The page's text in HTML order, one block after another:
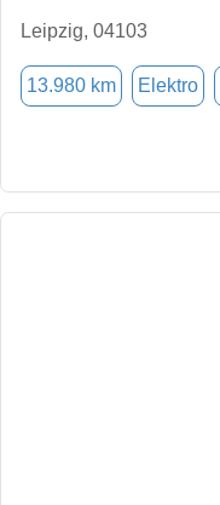
Leipzig, 04103
13.980 km Elektro